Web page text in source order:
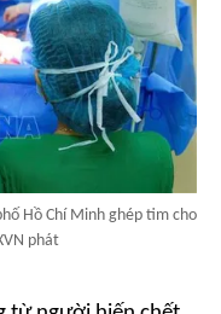
Hồ Chí Minh ghép tim cho
phát